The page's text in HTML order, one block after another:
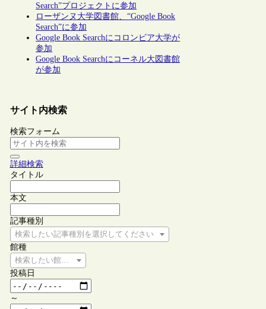
Search”プロジェクトに参加
ローザンヌ大学図書館、“Google Book
Search”に参加
Google Book Searchにコロンビア大学が
参加
Google Book Searchにコーネル大図書館
が参加
サイト内検索
検索フォーム
詳細検索
タイトル
本文
記事種別
検索したい記事種別を選択してください
館種
検索したい館種を選択してください
投稿日
～